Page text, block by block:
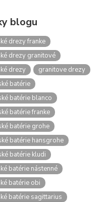
blogu
drezy franke
drezy granitové
drezy
granitove drezy
batérie
batérie blanco
batérie franke
batérie grohe
batérie hansgrohe
batérie kludi
batérie nástenné
batérie obi
batérie sagittarius